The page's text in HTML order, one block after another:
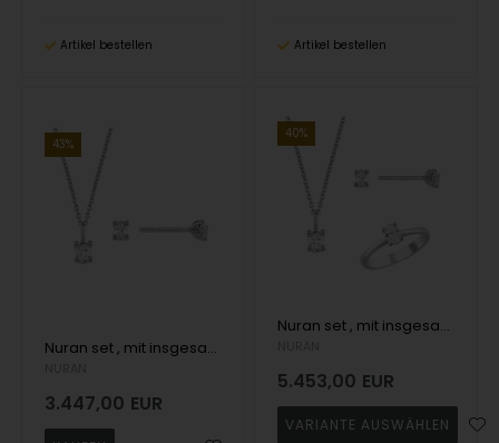
Artikel bestellen Artikel bestellen
43%
Nuran set , mit insgesamt 1,14 ct Wesselton SI
3.447,00 EUR
40%
Nuran set , mit insgesamt 1,52 ct Wesselton SI
5.453,00 EUR